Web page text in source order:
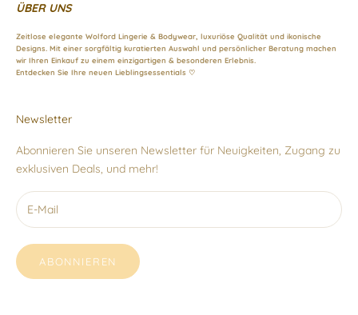
ÜBER UNS
Zeitlose elegante Wolford Lingerie & Bodywear, luxuriöse Qualität und ikonische
Designs. Mit einer sorgfältig kuratierten Auswahl und persönlicher Beratung machen
wir Ihren Einkauf zu einem einzigartigen & besonderen Erlebnis.
Entdecken Sie Ihre neuen Lieblingsessentials ♡
Newsletter
Abonnieren Sie unseren Newsletter für Neuigkeiten, Zugang zu
exklusiven Deals, und mehr!
ABONNIEREN